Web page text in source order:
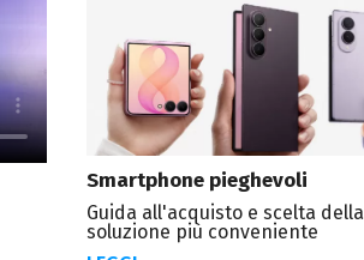
Smartphone pieghevoli
Guida all'acquisto e scelta della
soluzione più conveniente